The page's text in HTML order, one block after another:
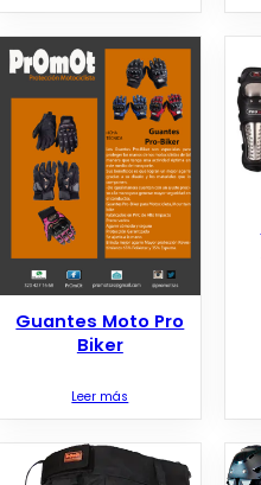
Guantes Moto Pro
Biker
Leer más